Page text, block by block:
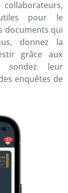
pour le
documents qui
donnez la
grâce aux
sondez leur
enquêtes de